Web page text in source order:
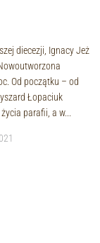
diecezji, Ignacy Jeż
Od początku – od
Łopaciuk
parafii, a w...